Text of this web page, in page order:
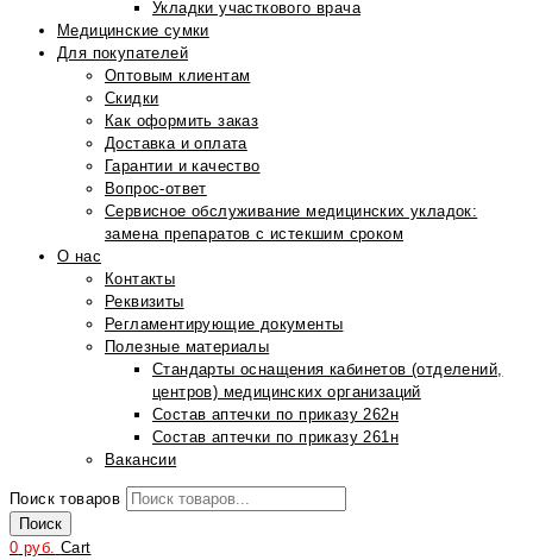
Укладки участкового врача
Медицинские сумки
Для покупателей
Оптовым клиентам
Скидки
Как оформить заказ
Доставка и оплата
Гарантии и качество
Вопрос-ответ
Сервисное обслуживание медицинских укладок:
замена препаратов с истекшим сроком
О нас
Контакты
Реквизиты
Регламентирующие документы
Полезные материалы
Стандарты оснащения кабинетов (отделений,
центров) медицинских организаций
Состав аптечки по приказу 262н
Состав аптечки по приказу 261н
Вакансии
Поиск товаров
Поиск
0 руб. Cart